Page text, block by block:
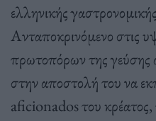
ελληνικής
Ανταποκρινόμενο στις
πρωτοπόρων της γεύσης
στην αποστολή του να
aficionados του